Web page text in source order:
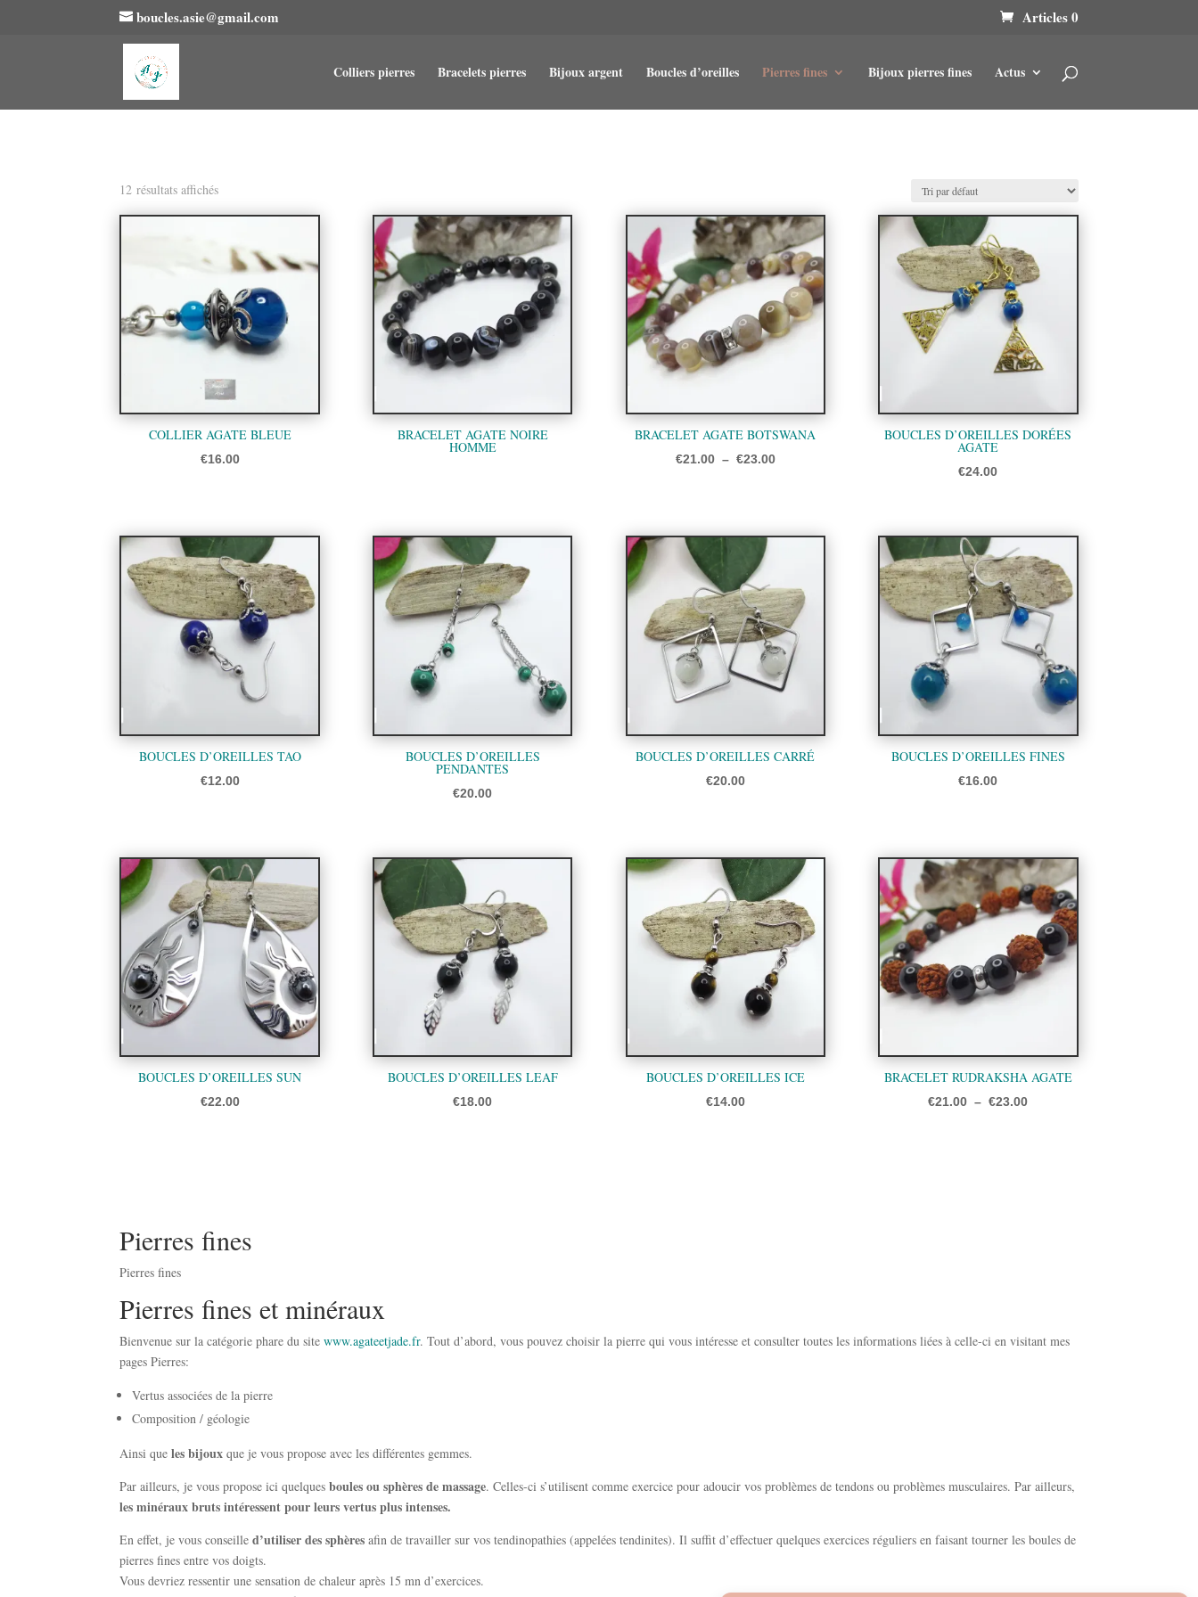
boucles.asie@gmail.com Articles 0
Colliers pierres Bracelets pierres Bijoux argent Boucles d’oreilles Pierres fines Bijoux pierres fines Actus
12 résultats affichés
COLLIER AGATE BLEUE
€16.00
BRACELET AGATE NOIRE
HOMME
BRACELET AGATE BOTSWANA
€21.00 – €23.00Plage
BOUCLES D’OREILLES DORÉES
AGATE
€24.00
BOUCLES D’OREILLES TAO
€12.00
BOUCLES D’OREILLES
PENDANTES
€20.00
BOUCLES D’OREILLES CARRÉ
€20.00
BOUCLES D’OREILLES FINES
€16.00
BOUCLES D’OREILLES SUN
€22.00
BOUCLES D’OREILLES LEAF
€18.00
BOUCLES D’OREILLES ICE
€14.00
BRACELET RUDRAKSHA AGATE
€21.00 – €23.00Plage
Pierres fines
Pierres fines
Pierres fines et minéraux
Bienvenue sur la catégorie phare du sitewww.agateetjade.fr. Tout d’abord, vous pouvez choisir la pierre qui vous intéresse et consulter toutes les informations liées à celle-ci en visitant mes
pages Pierres:
Vertus associées de la pierre
Composition / géologie
Ainsi queles bijoux que je vous propose avec les différentes gemmes.
Par ailleurs, je vous propose ici quelquesboules ou sphères de massage. Celles-ci s’utilisent comme exercice pour adoucir vos problèmes de tendons ou problèmes musculaires. Par ailleurs,
les minéraux bruts intéressent pour leurs vertus plus intenses.
En effet, je vous conseilled’utiliser des sphères afin de travailler sur vos tendinopathies (appelées tendinites). Il suffit d’effectuer quelques exercices réguliers en faisant tourner les boules de
pierres fines entre vos doigts.
Vous devriez ressentir une sensation de chaleur après 15 mn d’exercices.